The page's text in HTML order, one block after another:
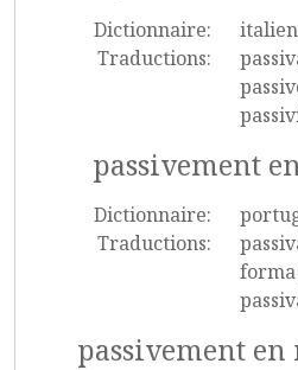
Dictionnaire:
italien
Traductions:
passivement
Dictionnaire:
Traductions:
forma
passivement